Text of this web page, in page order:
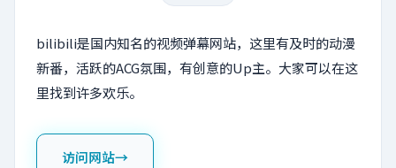
bilibili是国内知名的视频弹幕网站，这里有及时的动漫
新番，活跃的ACG氛围，有创意的Up主。大家可以在这
里找到许多欢乐。
访问网站→